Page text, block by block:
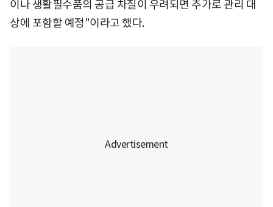
이나 생활필수품의 공급 차질이 우려되면 추가로 관리 대
상에 포함할 예정"이라고 했다.